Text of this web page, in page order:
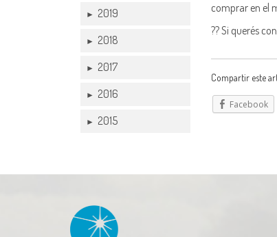
► 2019
► 2018
► 2017
► 2016
► 2015
comprar en el
?? Si querés
Compartir este
Facebook